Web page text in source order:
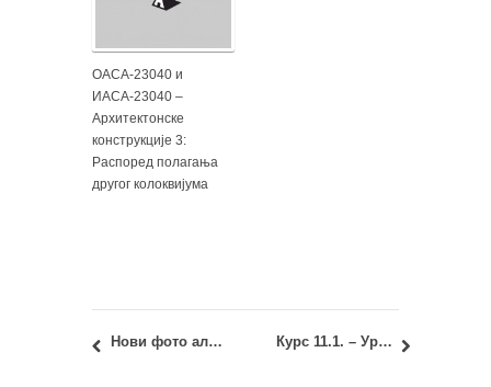
ОАСА-23040 и
ИАСА-23040 –
Архитектонске
конструкције 3:
Распоред полагања
другог колоквијума
Нови фото албуми студентских радова Курс 11.1. – Урбана структура: Враћање радова и записника – доц. др Владимир Михајлов